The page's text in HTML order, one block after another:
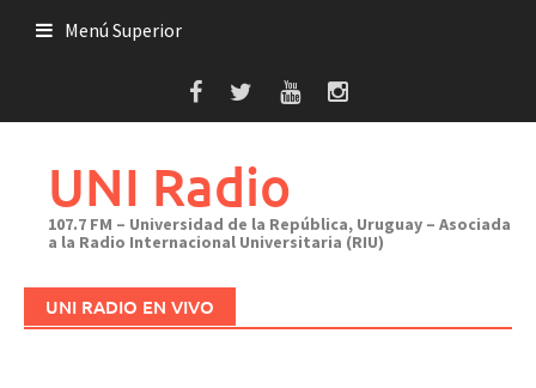
Menú Superior
UNI Radio
107.7 FM – Universidad de la República, Uruguay – Asociada
a la Radio Internacional Universitaria (RIU)
UNI RADIO EN VIVO